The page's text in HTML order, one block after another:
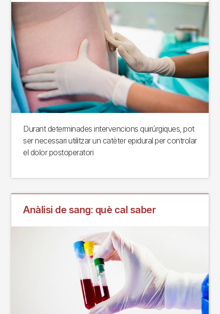
Durant determinades intervencions quirúrgiques, pot
ser necessari utilitzar un catèter epidural per controlar
el dolor postoperatori
Anàlisi de sang: què cal saber